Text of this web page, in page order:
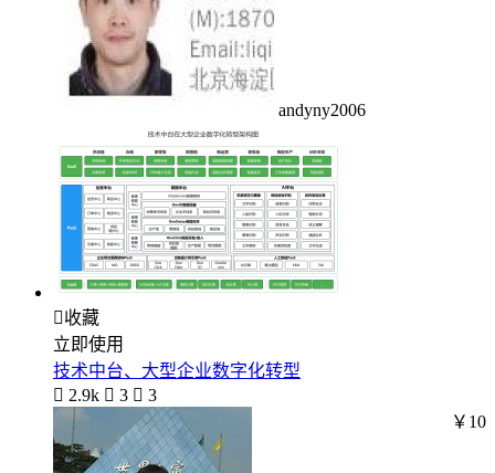
andyny2006
收藏
立即使用
技术中台、大型企业数字化转型
 2.9k  3  3
￥10